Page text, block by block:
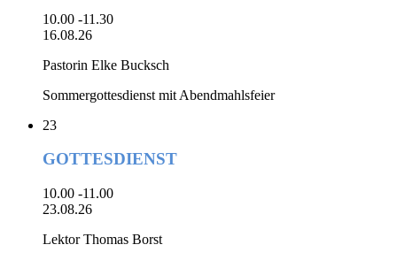
10.00 -11.30
16.08.26
Pastorin Elke Bucksch
Sommergottesdienst mit Abendmahlsfeier
23
GOTTESDIENST
10.00 -11.00
23.08.26
Lektor Thomas Borst